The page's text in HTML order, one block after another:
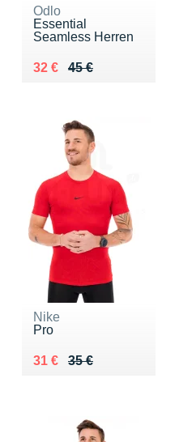
Odlo
Essential
Seamless Herren
45 €
Au lieu de 45 €
32 €
Vendu 32 €
Nike
Pro
35 €
Au lieu de 35 €
31 €
Vendu 31 €